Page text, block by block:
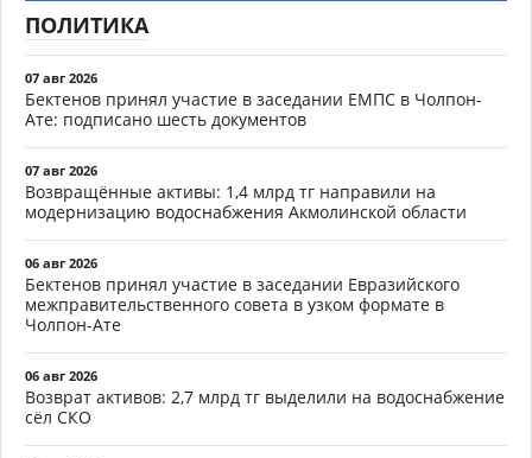
ПОЛИТИКА
07 авг 2026
Бектенов принял участие в заседании ЕМПС в Чолпон-
Ате: подписано шесть документов
07 авг 2026
Возвращённые активы: 1,4 млрд тг направили на
модернизацию водоснабжения Акмолинской области
06 авг 2026
Бектенов принял участие в заседании Евразийского
межправительственного совета в узком формате в
Чолпон-Ате
06 авг 2026
Возврат активов: 2,7 млрд тг выделили на водоснабжение
сёл СКО